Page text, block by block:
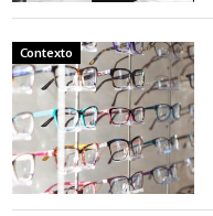
Contexto